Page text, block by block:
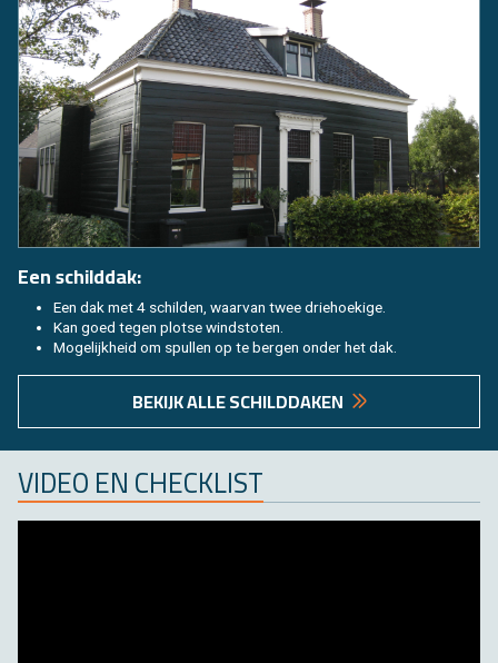
Een schild­dak:
Een dak met 4 schil­den, waar­van twee drie­hoe­ki­ge.
Kan goed tegen plot­se wind­sto­ten.
Mo­ge­lijk­heid om spul­len op te ber­gen onder het dak.
BE­KIJK ALLE SCHILD­DA­KEN
VIDEO EN CHECK­LIST